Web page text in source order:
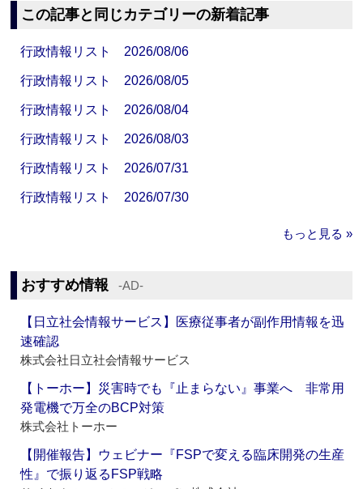
この記事と同じカテゴリーの新着記事
行政情報リスト 2026/08/06
行政情報リスト 2026/08/05
行政情報リスト 2026/08/04
行政情報リスト 2026/08/03
行政情報リスト 2026/07/31
行政情報リスト 2026/07/30
もっと見る »
おすすめ情報 ‐AD‐
【日立社会情報サービス】医療従事者が副作用情報を迅
速確認
株式会社日立社会情報サービス
【トーホー】災害時でも『止まらない』事業へ 非常用
発電機で万全のBCP対策
株式会社トーホー
【開催報告】ウェビナー『FSPで変える臨床開発の生産
性』で振り返るFSP戦略